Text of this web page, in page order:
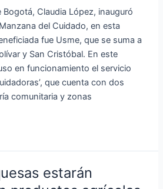
Bogotá, Claudia López, inauguró
del Cuidado, en esta
fue Usme, que se suma a
y San Cristóbal. En este
en funcionamiento el servicio
que cuenta con dos
comunitaria y zonas
estarán